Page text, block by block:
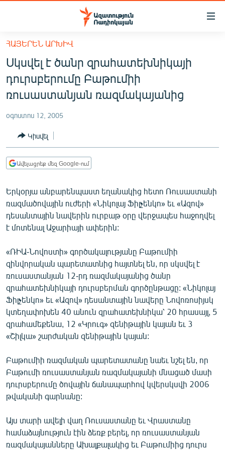
Մատչելիության
հիմնական
բովանդակությանը
հիմնական
մենյուին
ՀԱՅԱՍՏԱՆ
ՔԱՂԱՔԱԿԱՆ
ՀԱՍԱՐԱԿՈՒԹՅՈՒՆ
ՏՆՏԵՍՈՒԹՅՈՒՆ
ՊԱՏԵՐԱԶՄԻ 6 ՇԱԲԱԹՆԵՐԸ
ՏԱՐԱԾԱՇՐՋԱՆ
ՄԻՋԱԶԳԱՅԻՆ
ՄՇԱԿՈՒՅԹ
ՍՊՈՐՏ
ՄԵԿՆԱԲԱՆՈՒԹՅՈՒՆ
ՏՏ ԵՒ ԻՆՏԵՐՆԵՏ
ԿՈՐՈՆԱՎԻՐՈՒՍ
ԱՐԽԻՎ
ՏԵՍԱՆՅՈՒԹԵՐ
ԲԱՆԱՎԵՃ
ՁԳՏԵԼՈՎ ԼԱՎԱԳՈՒՅՆԻՆ
Հայերեն
ՀԱՅԵՐԵՆ ԱՐԽԻՎ
Սկսվել է ծանր զրահատեխնիկայի
դուրսբերումը Բաթումիի
ռուսաստանյան ռազմակայանից
օգոստոս 12, 2005
Կիսվել
Ավելացրեք մեզ Google-ում
Երկօրյա անբարենպաստ եղանակից հետո Ռուսաստանի
ռազմածովային ուժերի «Նիկոլայ Ֆիլչենկո» եւ «Ազով»
դեսանտային նավերին ուրբաթ օրը վերջապես հաջողվել
է մոտենալ Աջարիայի ափերին:
«ՌԻԱ-Նովոստի» գործակալությանը Բաթումիի
զինվորական պարետատնից հայտնել են, որ սկսվել է
ռուսաստանյան 12-րդ ռազմակայանից ծանր
զրահատեխնիկայի դուրսբերման գործընթացը: «Նիկոլայ
Ֆիլչենկո» եւ «Ազով» դեսանտային նավերը Նովոռոսիյսկ
կտեղափոխեն 40 անուն զրահատեխնիկա՝ 20 հրասայլ, 5
զրահամեքենա, 12 «Կրուգ» զենիթային կայան եւ 3
«Շիլկա» շարժական զենիթային կայան:
Բաթումիի ռազմական պարետատանը նաեւ նշել են, որ
Բաթումի ռուսաստանյան ռազմակայանի մնացած մասի
դուրսբերումը ծովային ճանապարհով կվերսկսվի 2006
թվականի գարնանը:
Այս տարի ավելի վաղ Ռուսաստանը եւ Վրաստանը
համաձայնություն էին ձեռք բերել, որ ռուսաստանյան
ռազմակայանները Ախալքալակից եւ Բաթումիից դուրս